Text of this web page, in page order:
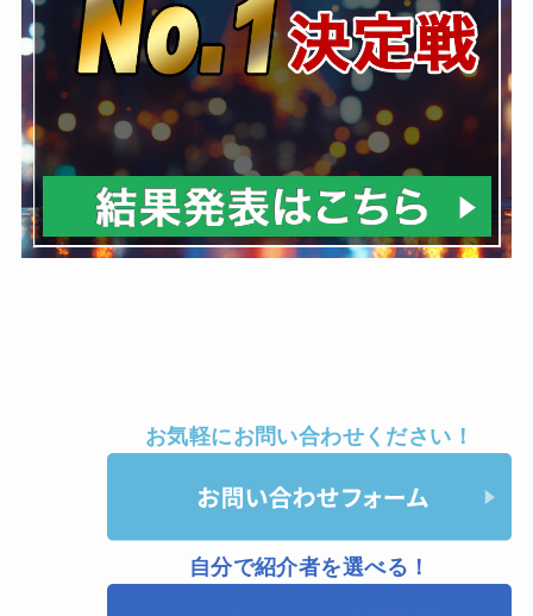
お気軽にお問い合わせください！
自分で紹介者を選べる！